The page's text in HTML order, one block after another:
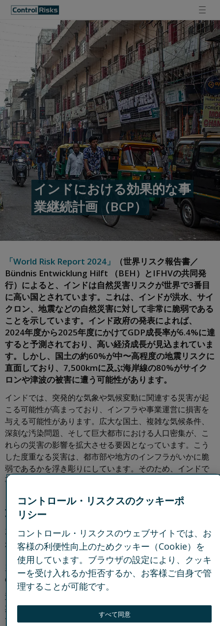
インドにおける効果的な事
業継続計画（BCP）
「World Risk Report 2024」
（世界リスク報告書／
Bündnis Entwicklung Hilft （BEH）とIFHVの共同発
行）によると、インドは自然災害リスクが世界で3番目
に高い国とされています。これは、インドが洪水、サイ
クロン、地震などの自然災害に対して非常に脆弱である
ことを示しています。インド政府の発表によれば、
2024年度から2025年度にかけてGDP成長率が6.4%に達
すると予測されており、高い経済成長が見込まれていま
す。しかし、国土の約60%が中〜高程度の地震リスクに
直面しており、7,500kmに及ぶ海岸線の80%がサイク
ロンや津波の被害に遭う可能性があります。
インドでは、突発的な気象や気候変動に関連する災害が起
こる可能性が高まっており、インフラや事業運営に損害を
与える可能性があります。広大な国土、複雑な気候条件、
深刻な汚染問題、そして巨大都市における人口密集が、こ
れらの災害の影響を拡大させる要因となっています。こう
した度重なる災害は、都市部や地方のインフラがいかに脆
弱であるかを浮き彫りにしています。そのため、インドで
事業を展開する企業は、地域特性に応じた事業継続計画
近年の災害による多大な影響
2024年には、インド全土で自然災害により2,900人以上の命
が失われました。インドの連邦内務大臣が2025年1月にイ
ンド議会で発表したデータによると、洪水や地滑りを含む
災害により、36万3千戸以上の家屋、142万4千ヘクタール
の農地が被害を受けました。
近年、予測不能なモンスーン、汚染、熱波などの事象が周
期的に発生しており、企業にとって新たな重要課題となっ
ています。これらの自然災害は、発生頻度と強度が増して
コントロール・リスクスのクッキーポ
リシー
コントロール・リスクスのウェブサイトでは、お
客様の利便性向上のためクッキー（Cookie）を
使用しています。ブラウザの設定により、クッキ
ーを受け入れるか拒否するか、お客様ご自身で管
理することが可能です。
すべて同意